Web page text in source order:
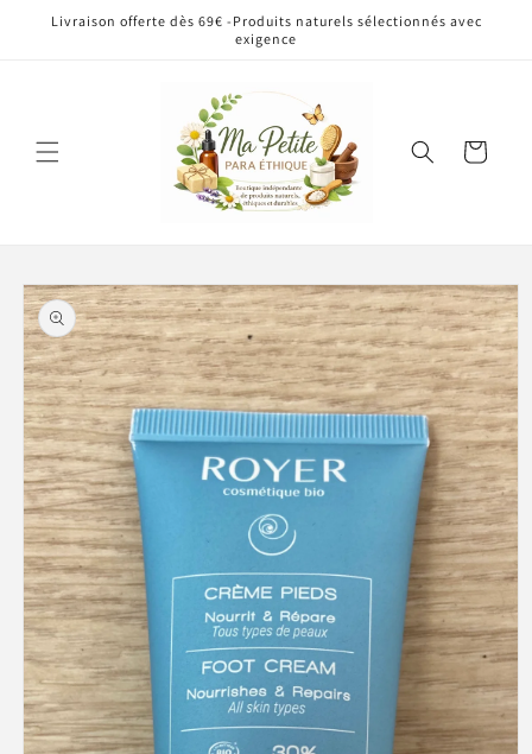
passer
Livraison offerte dès 69€ -Produits naturels sélectionnés avec
exigence
Panier
Passer aux
informations
produits